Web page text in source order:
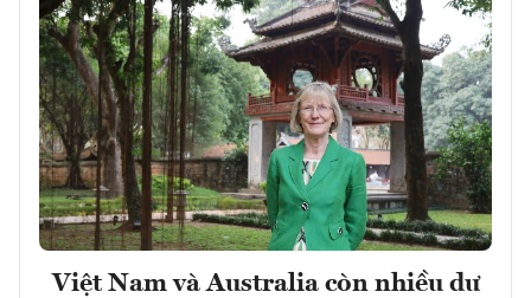
Việt Nam và Australia còn nhiều dư